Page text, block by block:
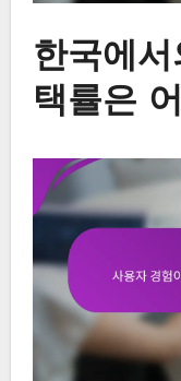
한국에
택률은